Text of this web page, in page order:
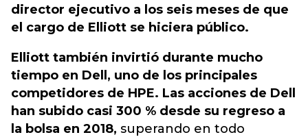
director ejecutivo a los seis meses de que
el cargo de Elliott se hiciera público.
Elliott también invirtió durante mucho
tiempo en Dell, uno de los principales
competidores de HPE. Las acciones de Dell
han subido casi 300 % desde su regreso a
la bolsa en 2018, superando en todo